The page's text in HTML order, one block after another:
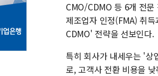
CMO/CDMO 등 6개 전문
제조업자 인정(FMA) 취
CDMO' 전략을 선보인다.
특히 회사가 내세우는 '상
로, 고객사 전환 비용을